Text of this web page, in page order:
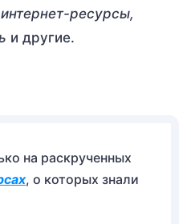
интернет-ресурсы,
и другие.
на раскрученных
, о которых знали